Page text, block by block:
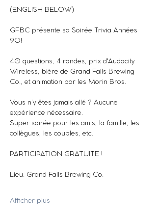
(ENGLISH BELOW)
GFBC présente sa Soirée Trivia Années
90!
40 questions, 4 rondes, prix ​​d'Audacity
Wireless, bière de Grand Falls Brewing
Co., et animation par les Morin Bros.
Vous n’y êtes jamais allé ? Aucune
expérience nécessaire.
Super soirée pour les amis, la famille, les
collègues, les couples, etc.
PARTICIPATION GRATUITE !
Lieu: Grand Falls Brewing Co.
Afficher plus